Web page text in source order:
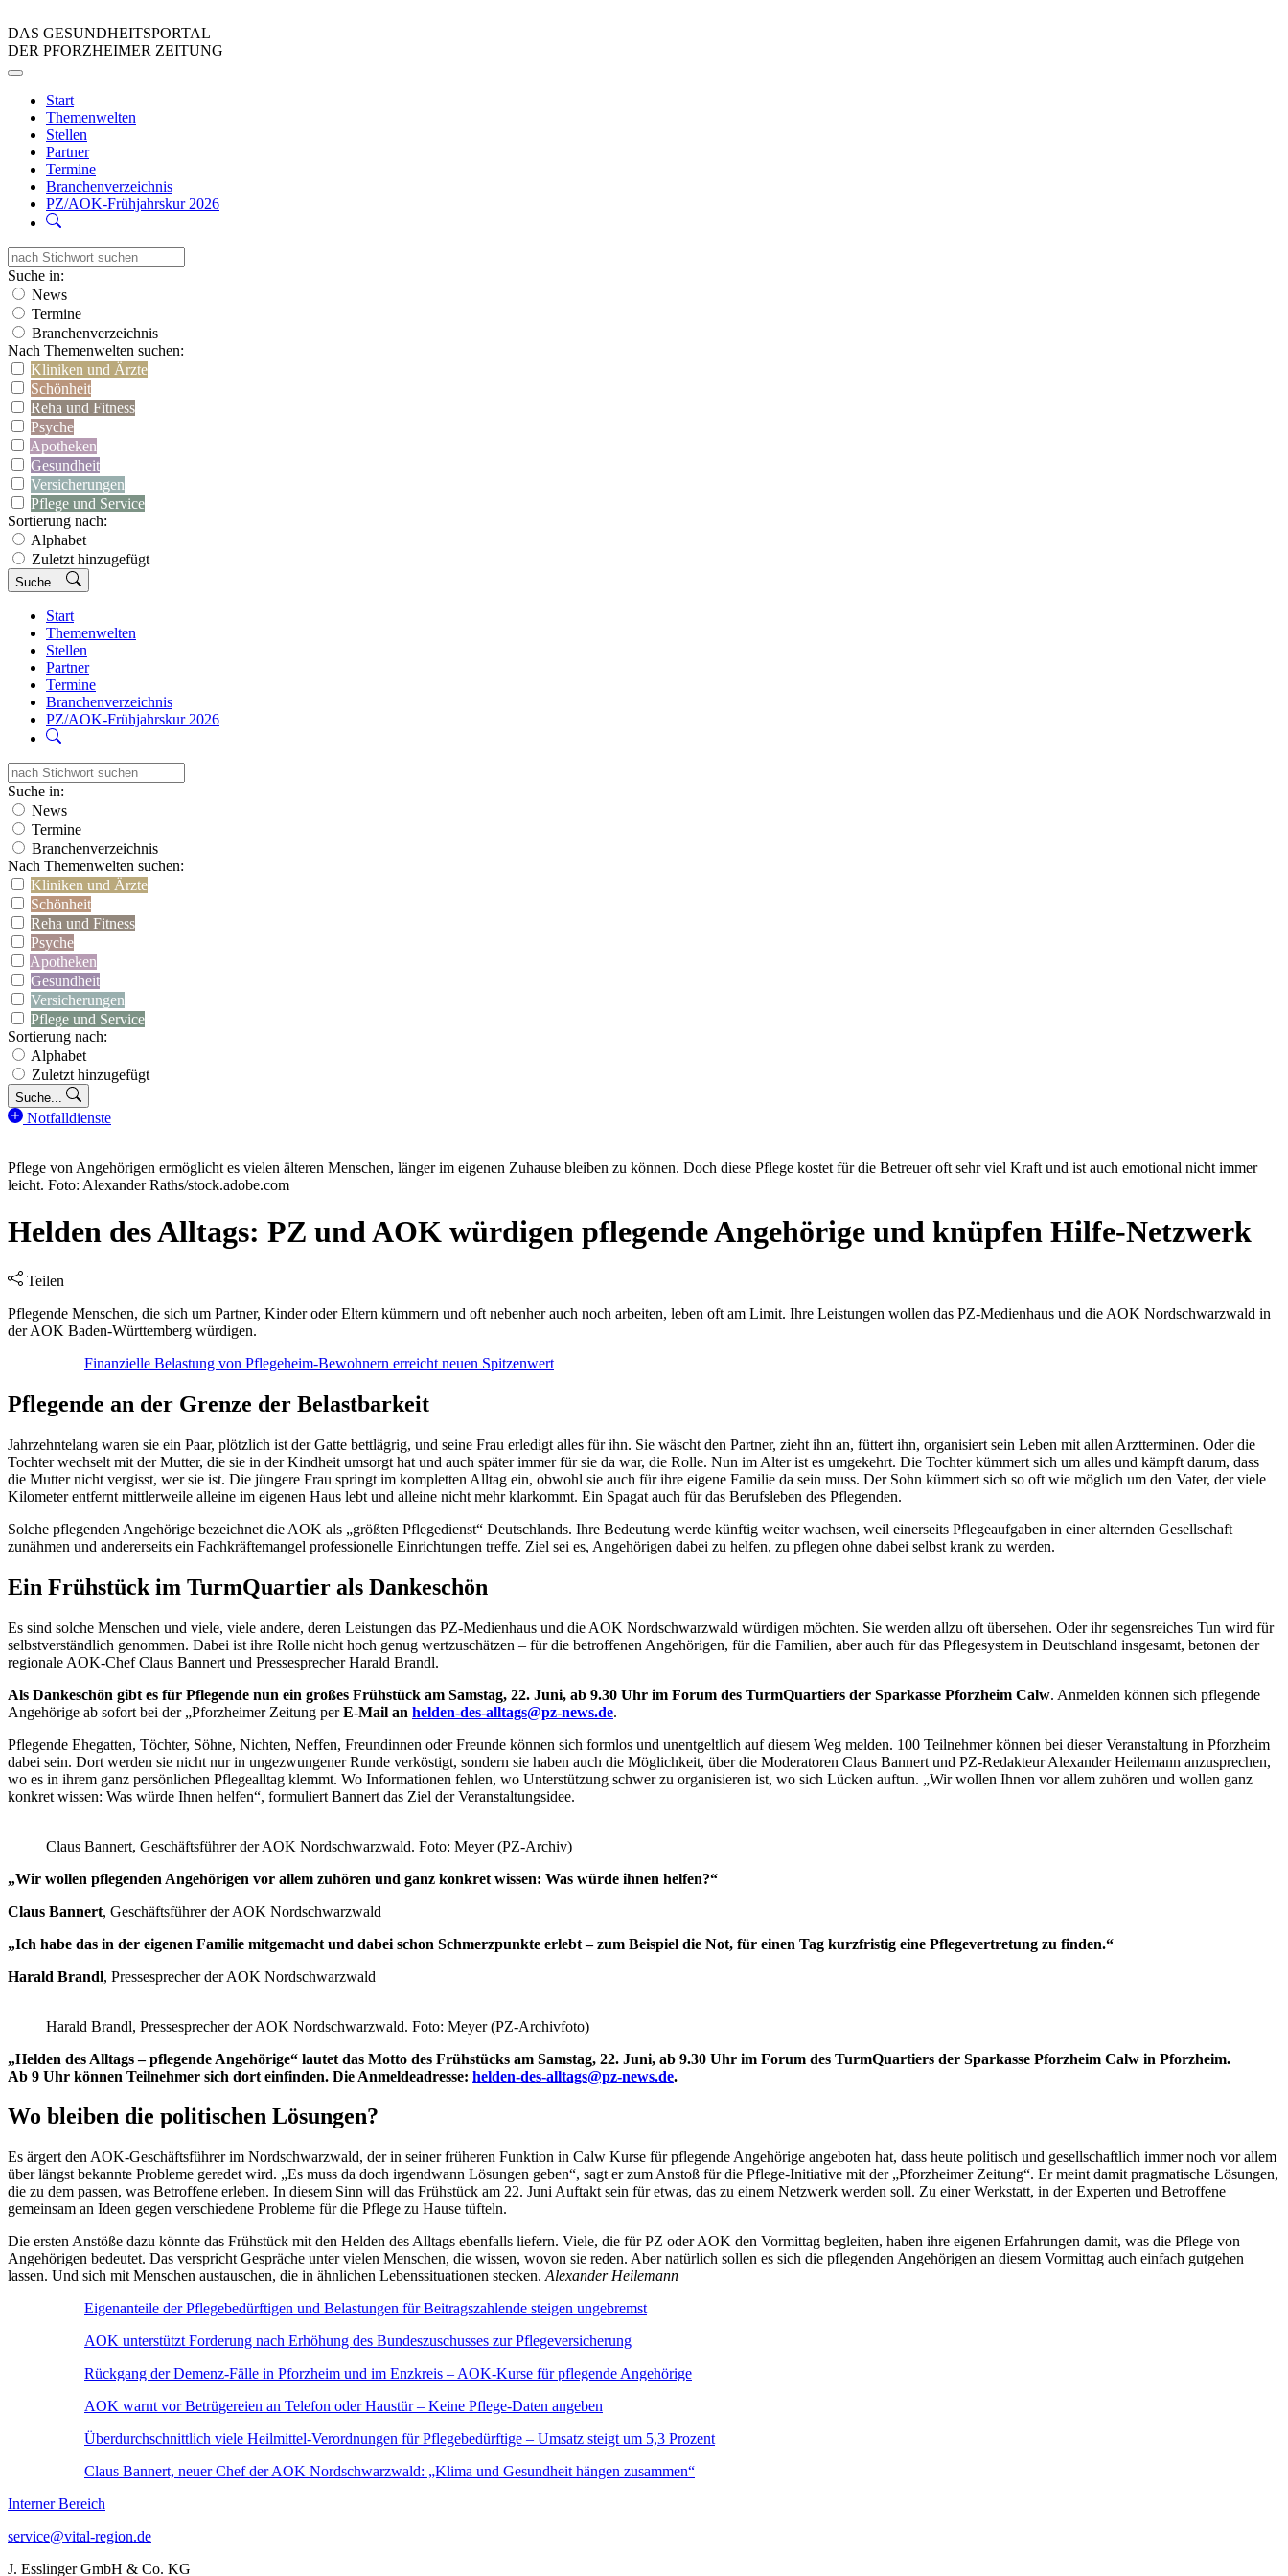
DAS GESUNDHEITSPORTAL
DER PFORZHEIMER ZEITUNG
Start
Themenwelten
Stellen
Partner
Termine
Branchenverzeichnis
PZ/AOK-Frühjahrskur 2026
Suche in:
News
Termine
Branchenverzeichnis
Nach Themenwelten suchen:
Kliniken und Ärzte
Schönheit
Reha und Fitness
Psyche
Apotheken
Gesundheit
Versicherungen
Pflege und Service
Sortierung nach:
Alphabet
Zuletzt hinzugefügt
Suche...
Start
Themenwelten
Stellen
Partner
Termine
Branchenverzeichnis
PZ/AOK-Frühjahrskur 2026
Suche in:
News
Termine
Branchenverzeichnis
Nach Themenwelten suchen:
Kliniken und Ärzte
Schönheit
Reha und Fitness
Psyche
Apotheken
Gesundheit
Versicherungen
Pflege und Service
Sortierung nach:
Alphabet
Zuletzt hinzugefügt
Suche...
Notfalldienste
Pflege von Angehörigen ermöglicht es vielen älteren Menschen, länger im eigenen Zuhause bleiben zu können. Doch diese Pflege kostet für die Betreuer oft sehr viel Kraft und ist auch emotional nicht immer
leicht. Foto: Alexander Raths/stock.adobe.com
Helden des Alltags: PZ und AOK würdigen pflegende Angehörige und knüpfen Hilfe-Netzwerk
Teilen
Pflegende Menschen, die sich um Partner, Kinder oder Eltern kümmern und oft nebenher auch noch arbeiten, leben oft am Limit. Ihre Leistungen wollen das PZ-Medienhaus und die AOK Nordschwarzwald in
der AOK Baden-Württemberg würdigen.
Finanzielle Belastung von Pflegeheim-Bewohnern erreicht neuen Spitzenwert
Pflegende an der Grenze der Belastbarkeit
Jahrzehntelang waren sie ein Paar, plötzlich ist der Gatte bettlägrig, und seine Frau erledigt alles für ihn. Sie wäscht den Partner, zieht ihn an, füttert ihn, organisiert sein Leben mit allen Arztterminen. Oder die
Tochter wechselt mit der Mutter, die sie in der Kindheit umsorgt hat und auch später immer für sie da war, die Rolle. Nun im Alter ist es umgekehrt. Die Tochter kümmert sich um alles und kämpft darum, dass
die Mutter nicht vergisst, wer sie ist. Die jüngere Frau springt im kompletten Alltag ein, obwohl sie auch für ihre eigene Familie da sein muss. Der Sohn kümmert sich so oft wie möglich um den Vater, der viele
Kilometer entfernt mittlerweile alleine im eigenen Haus lebt und alleine nicht mehr klarkommt. Ein Spagat auch für das Berufsleben des Pflegenden.
Solche pflegenden Angehörige bezeichnet die AOK als „größten Pflegedienst“ Deutschlands. Ihre Bedeutung werde künftig weiter wachsen, weil einerseits Pflegeaufgaben in einer alternden Gesellschaft
zunähmen und andererseits ein Fachkräftemangel professionelle Einrichtungen treffe. Ziel sei es, Angehörigen dabei zu helfen, zu pflegen ohne dabei selbst krank zu werden.
Ein Frühstück im TurmQuartier als Dankeschön
Es sind solche Menschen und viele, viele andere, deren Leistungen das PZ-Medienhaus und die AOK Nordschwarzwald würdigen möchten. Sie werden allzu oft übersehen. Oder ihr segensreiches Tun wird für
selbstverständlich genommen. Dabei ist ihre Rolle nicht hoch genug wertzuschätzen – für die betroffenen Angehörigen, für die Familien, aber auch für das Pflegesystem in Deutschland insgesamt, betonen der
regionale AOK-Chef Claus Bannert und Pressesprecher Harald Brandl.
Als Dankeschön gibt es für Pflegende nun ein großes Frühstück am Samstag, 22. Juni, ab 9.30 Uhr im Forum des TurmQuartiers der Sparkasse Pforzheim Calw. Anmelden können sich pflegende
Angehörige ab sofort bei der „Pforzheimer Zeitung perE-Mail an helden-des-alltags@pz-news.de.
Pflegende Ehegatten, Töchter, Söhne, Nichten, Neffen, Freundinnen oder Freunde können sich formlos und unentgeltlich auf diesem Weg melden. 100 Teilnehmer können bei dieser Veranstaltung in Pforzheim
dabei sein. Dort werden sie nicht nur in ungezwungener Runde verköstigt, sondern sie haben auch die Möglichkeit, über die Moderatoren Claus Bannert und PZ-Redakteur Alexander Heilemann anzusprechen,
wo es in ihrem ganz persönlichen Pflegealltag klemmt. Wo Informationen fehlen, wo Unterstützung schwer zu organisieren ist, wo sich Lücken auftun. „Wir wollen Ihnen vor allem zuhören und wollen ganz
konkret wissen: Was würde Ihnen helfen“, formuliert Bannert das Ziel der Veranstaltungsidee.
Claus Bannert, Geschäftsführer der AOK Nordschwarzwald. Foto: Meyer (PZ-Archiv)
„Wir wollen pflegenden Angehörigen vor allem zuhören und ganz konkret wissen: Was würde ihnen helfen?“
Claus Bannert, Geschäftsführer der AOK Nordschwarzwald
„Ich habe das in der eigenen Familie mitgemacht und dabei schon Schmerzpunkte erlebt – zum Beispiel die Not, für einen Tag kurzfristig eine Pflegevertretung zu finden.“
Harald Brandl, Pressesprecher der AOK Nordschwarzwald
Harald Brandl, Pressesprecher der AOK Nordschwarzwald. Foto: Meyer (PZ-Archivfoto)
„Helden des Alltags – pflegende Angehörige“ lautet das Motto des Frühstücks am Samstag, 22. Juni, ab 9.30 Uhr im Forum des TurmQuartiers der Sparkasse Pforzheim Calw in Pforzheim.
Ab 9 Uhr können Teilnehmer sich dort einfinden. Die Anmeldeadresse: helden-des-alltags@pz-news.de.
Wo bleiben die politischen Lösungen?
Es ärgert den AOK-Geschäftsführer im Nordschwarzwald, der in seiner früheren Funktion in Calw Kurse für pflegende Angehörige angeboten hat, dass heute politisch und gesellschaftlich immer noch vor allem
über längst bekannte Probleme geredet wird. „Es muss da doch irgendwann Lösungen geben“, sagt er zum Anstoß für die Pflege-Initiative mit der „Pforzheimer Zeitung“. Er meint damit pragmatische Lösungen,
die zu dem passen, was Betroffene erleben. In diesem Sinn will das Frühstück am 22. Juni Auftakt sein für etwas, das zu einem Netzwerk werden soll. Zu einer Werkstatt, in der Experten und Betroffene
gemeinsam an Ideen gegen verschiedene Probleme für die Pflege zu Hause tüfteln.
Die ersten Anstöße dazu könnte das Frühstück mit den Helden des Alltags ebenfalls liefern. Viele, die für PZ oder AOK den Vormittag begleiten, haben ihre eigenen Erfahrungen damit, was die Pflege von
Angehörigen bedeutet. Das verspricht Gespräche unter vielen Menschen, die wissen, wovon sie reden. Aber natürlich sollen es sich die pflegenden Angehörigen an diesem Vormittag auch einfach gutgehen
lassen. Und sich mit Menschen austauschen, die in ähnlichen Lebenssituationen stecken. Alexander Heilemann
Eigenanteile der Pflegebedürftigen und Belastungen für Beitragszahlende steigen ungebremst
AOK unterstützt Forderung nach Erhöhung des Bundeszuschusses zur Pflegeversicherung
Rückgang der Demenz-Fälle in Pforzheim und im Enzkreis – AOK-Kurse für pflegende Angehörige
AOK warnt vor Betrügereien an Telefon oder Haustür – Keine Pflege-Daten angeben
Überdurchschnittlich viele Heilmittel-Verordnungen für Pflegebedürftige – Umsatz steigt um 5,3 Prozent
Claus Bannert, neuer Chef der AOK Nordschwarzwald: „Klima und Gesundheit hängen zusammen“
Interner Bereich
service@vital-region.de
J. Esslinger GmbH & Co. KG